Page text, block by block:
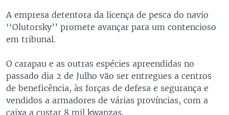
A empresa detentora da licença de pesca do navio
‘‘Olutorsky’’ promete avançar para um contencioso
em tribunal.
O carapau e as outras espécies apreendidas no
passado dia 2 de Julho vão ser entregues a centros
de beneficência, às forças de defesa e segurança e
vendidos a armadores de várias províncias, com a
caixa a custar 8 mil kwanzas.